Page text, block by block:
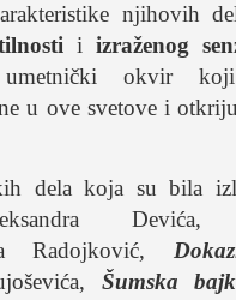
njihovih
i izraženog
okvir
u ove svetove i
dela koja su bila
Radojković,
Šumska